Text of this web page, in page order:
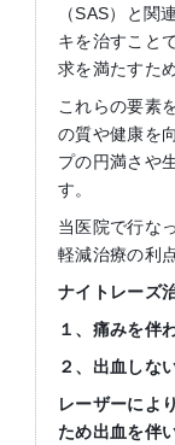
（SAS）と関
キを治すこと
求を満たすた
これらの要素
の質や健康を
プの円満さや
す。
当医院で行な
軽減治療の利
ナイトレーズ
１、痛みを伴
２、出血しな
レーザーによ
ため出血を伴